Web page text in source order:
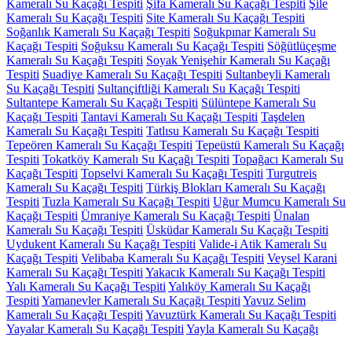
Kameralı Su Kaçağı Tespiti Şifa Kameralı Su Kaçağı Tespiti Şile
Kameralı Su Kaçağı Tespiti Site Kameralı Su Kaçağı Tespiti
Soğanlık Kameralı Su Kaçağı Tespiti Soğukpınar Kameralı Su
Kaçağı Tespiti Soğuksu Kameralı Su Kaçağı Tespiti Söğütlüçeşme
Kameralı Su Kaçağı Tespiti Soyak Yenişehir Kameralı Su Kaçağı
Tespiti Suadiye Kameralı Su Kaçağı Tespiti Sultanbeyli Kameralı
Su Kaçağı Tespiti Sultançiftliği Kameralı Su Kaçağı Tespiti
Sultantepe Kameralı Su Kaçağı Tespiti Sülüntepe Kameralı Su
Kaçağı Tespiti Tantavi Kameralı Su Kaçağı Tespiti Taşdelen
Kameralı Su Kaçağı Tespiti Tatlısu Kameralı Su Kaçağı Tespiti
Tepeören Kameralı Su Kaçağı Tespiti Tepeüstü Kameralı Su Kaçağı
Tespiti Tokatköy Kameralı Su Kaçağı Tespiti Topağacı Kameralı Su
Kaçağı Tespiti Topselvi Kameralı Su Kaçağı Tespiti Turgutreis
Kameralı Su Kaçağı Tespiti Türkiş Blokları Kameralı Su Kaçağı
Tespiti Tuzla Kameralı Su Kaçağı Tespiti Uğur Mumcu Kameralı Su
Kaçağı Tespiti Ümraniye Kameralı Su Kaçağı Tespiti Ünalan
Kameralı Su Kaçağı Tespiti Üsküdar Kameralı Su Kaçağı Tespiti
Uydukent Kameralı Su Kaçağı Tespiti Valide-i Atik Kameralı Su
Kaçağı Tespiti Velibaba Kameralı Su Kaçağı Tespiti Veysel Karani
Kameralı Su Kaçağı Tespiti Yakacık Kameralı Su Kaçağı Tespiti
Yalı Kameralı Su Kaçağı Tespiti Yalıköy Kameralı Su Kaçağı
Tespiti Yamanevler Kameralı Su Kaçağı Tespiti Yavuz Selim
Kameralı Su Kaçağı Tespiti Yavuztürk Kameralı Su Kaçağı Tespiti
Yayalar Kameralı Su Kaçağı Tespiti Yayla Kameralı Su Kaçağı